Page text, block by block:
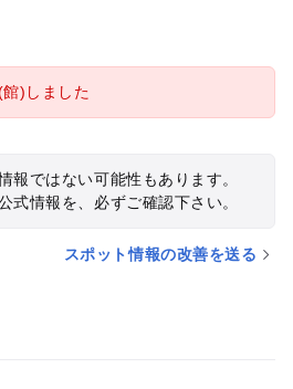
)しました
報ではない可能性もあります。
式情報を、必ずご確認下さい。
スポット情報の改善を送る